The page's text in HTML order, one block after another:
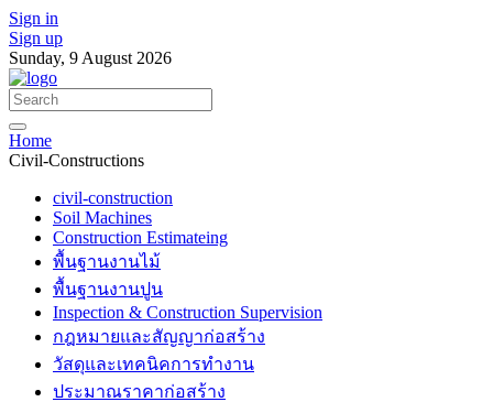
Sign in
Sign up
Sunday, 9 August 2026
Home
Civil-Constructions
civil-construction
Soil Machines
Construction Estimateing
พื้นฐานงานไม้
พื้นฐานงานปูน
Inspection & Construction Supervision
กฎหมายและสัญญาก่อสร้าง
วัสดุและเทคนิคการทำงาน
ประมาณราคาก่อสร้าง